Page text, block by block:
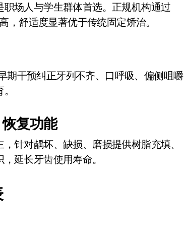
场人与学生群体首选。正规机构通过
，舒适度显著优于传统固定矫治。
期干预纠正牙列不齐、口呼吸、偏侧咀嚼
复功能
针对龋坏、缺损、磨损提供树脂充填、
延长牙齿使用寿命。